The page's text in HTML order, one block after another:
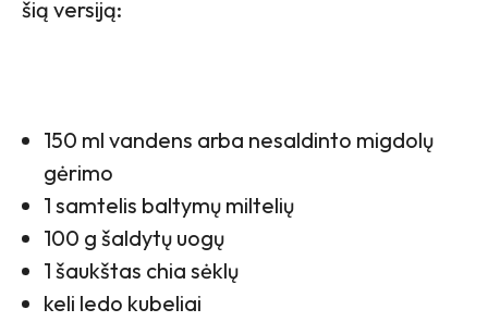
šią versiją:
150 ml vandens arba nesaldinto migdolų
gėrimo
1 samtelis baltymų miltelių
100 g šaldytų uogų
1 šaukštas chia sėklų
keli ledo kubeliai